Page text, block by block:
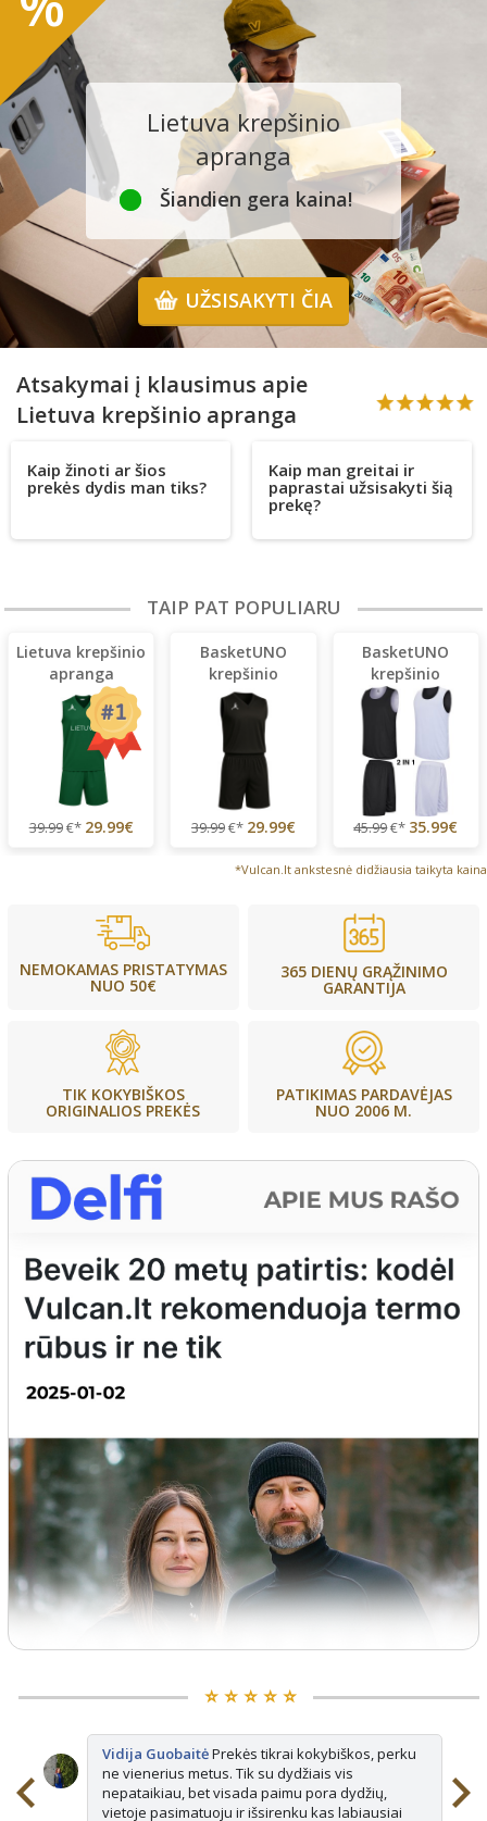
Lietuva krepšinio
apranga
Šiandien gera kaina!
UŽSISAKYTI ČIA
Atsakymai į klausimus apie
Lietuva krepšinio apranga
Kaip žinoti ar šios
prekės dydis man tiks?
Kaip man greitai ir
paprastai užsisakyti šią
prekę?
TAIP PAT POPULIARU
Lietuva krepšinio
apranga
39.99€* 29.99€
BasketUNO
krepšinio
apranga
39.99€* 29.99€
BasketUNO
krepšinio
apranga
45.99€* 35.99€
*Vulcan.lt ankstesnė didžiausia taikyta kaina
NEMOKAMAS PRISTATYMAS
NUO 50€
365 DIENŲ GRĄŽINIMO
GARANTIJA
TIK KOKYBIŠKOS
ORIGINALIOS PREKĖS
PATIKIMAS PARDAVĖJAS
NUO 2006 M.
⭐️ ⭐️ ⭐️ ⭐️ ⭐️
Vidija GuobaitėPrekės tikrai kokybiškos, perku
ne vienerius metus. Tik su dydžiais vis
nepataikiau, bet visada paimu pora dydžių,
vietoje pasimatuoju ir išsirenku kas labiausiai